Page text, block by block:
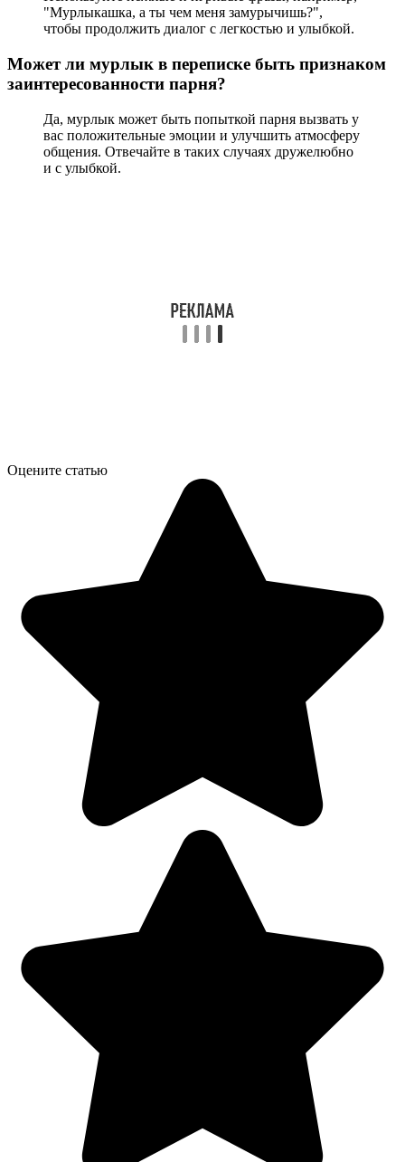
"Мурлыкашка, а ты чем меня замурычишь?",
чтобы продолжить диалог с легкостью и улыбкой.
Может ли мурлык в переписке быть признаком
заинтересованности парня?
Да, мурлык может быть попыткой парня вызвать у
вас положительные эмоции и улучшить атмосферу
общения. Отвечайте в таких случаях дружелюбно
и с улыбкой.
Оцените статью